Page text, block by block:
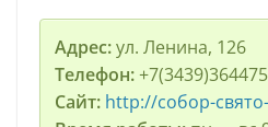
Адрес:ул. Ленина, 126
Телефон:+7(3439)364475
Сайт: http://собор-